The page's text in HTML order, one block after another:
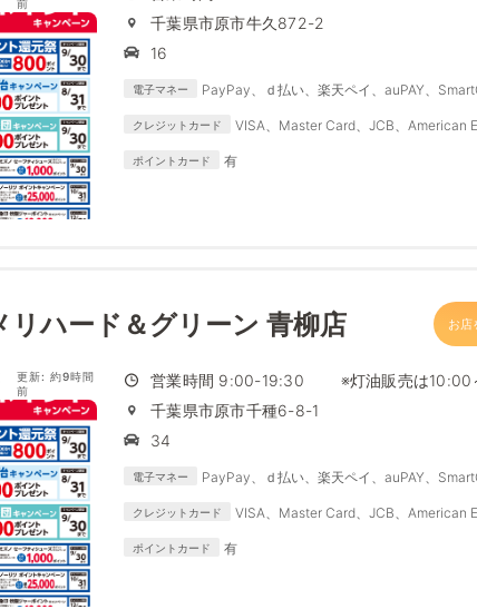
前
千葉県市原市牛久872-2
16
電子マネー
PayPay、ｄ払い、楽天ペイ、auPAY、
クレジットカード
VISA、Master Card、JCB、American
ポイントカード 有
リハード＆グリーン 青柳店 お店
更新: 約9時間
前
営業時間 9:00-19:30 ※灯油販売は10:00
千葉県市原市千種6-8-1
34
電子マネー
PayPay、ｄ払い、楽天ペイ、auPAY、
クレジットカード
VISA、Master Card、JCB、American
ポイントカード 有